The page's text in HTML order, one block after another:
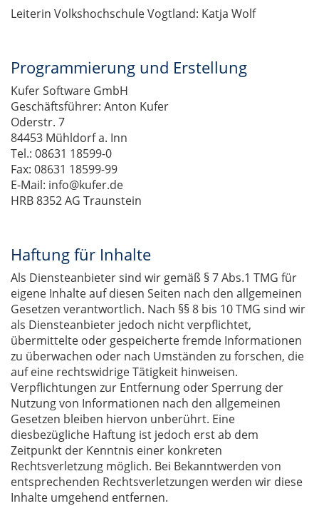
Leiterin Volkshochschule Vogtland: Katja Wolf
Programmierung und Erstellung
Kufer Software GmbH
Geschäftsführer: Anton Kufer
Oderstr. 7
84453 Mühldorf a. Inn
Tel.: 08631 18599-0
Fax: 08631 18599-99
E-Mail: info@kufer.de
HRB 8352 AG Traunstein
Haftung für Inhalte
Als Diensteanbieter sind wir gemäß § 7 Abs.1 TMG für
eigene Inhalte auf diesen Seiten nach den allgemeinen
Gesetzen verantwortlich. Nach §§ 8 bis 10 TMG sind wir
als Diensteanbieter jedoch nicht verpflichtet,
übermittelte oder gespeicherte fremde Informationen
zu überwachen oder nach Umständen zu forschen, die
auf eine rechtswidrige Tätigkeit hinweisen.
Verpflichtungen zur Entfernung oder Sperrung der
Nutzung von Informationen nach den allgemeinen
Gesetzen bleiben hiervon unberührt. Eine
diesbezügliche Haftung ist jedoch erst ab dem
Zeitpunkt der Kenntnis einer konkreten
Rechtsverletzung möglich. Bei Bekanntwerden von
entsprechenden Rechtsverletzungen werden wir diese
Inhalte umgehend entfernen.